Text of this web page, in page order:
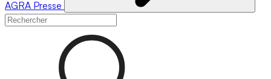
AGRA Presse